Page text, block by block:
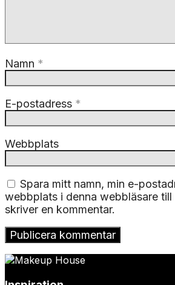
Namn *
E-postadress *
Webbplats
Spara mitt namn, min e-
webbplats i denna webbläsare till
skriver en kommentar.